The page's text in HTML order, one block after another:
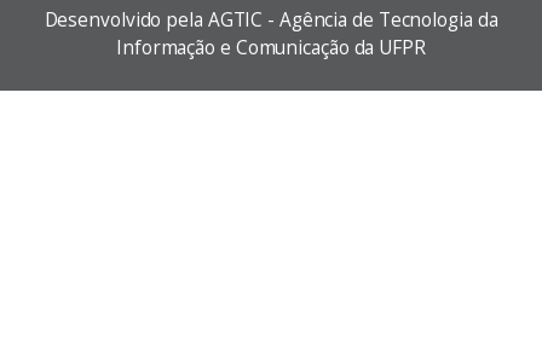
Desenvolvido pela AGTIC - Agência de Tecnologia da
Informação e Comunicação da UFPR